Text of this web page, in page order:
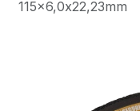
115x6,0x22,23mm